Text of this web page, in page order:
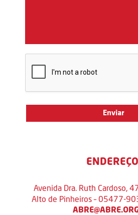
ENDEREÇO
Avenida Dra. Ruth Cardoso,
Alto de Pinheiros – 05477-